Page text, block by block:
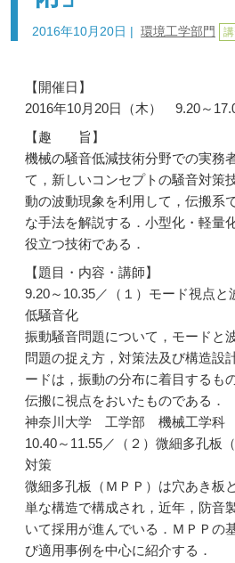
2016年10月20日 | 環境工学部門
【開催日】
2016年10月20日（木） 9.20～
【趣 旨】
機械の騒音低減技術分野での実務
て，新しいコンセプトの騒音対策
動の波動現象を利用して，伝搬系
な手法を解説する．小型化・軽量
役立つ技術である．
【題目・内容・講師】
9.20～10.35／（１）モード視点と
低騒音化
振動騒音問題について，モードと
問題の捉え方，対策法及び構造設
ードは，振動の分布に着目するも
伝搬に視点をおいたものである．
神奈川大学 工学部 機械工
10.40～11.55／（２）微細多孔板
対策
微細多孔板（ＭＰＰ）は穴あき板
単な構造で構成され，近年，防音
いて採用が進んでいる．ＭＰＰの
び適用事例を中心に紹介する．